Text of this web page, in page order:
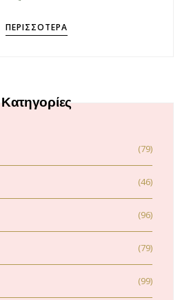
ΠΕΡΙΣΣΌΤΕΡΑ
Κατηγορίες
(79)
(46)
(96)
(79)
(99)